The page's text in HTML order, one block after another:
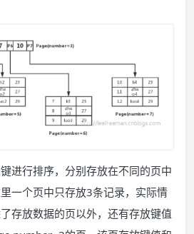
进行排序，分别存放在不同的页中
里一个页中只存放3条记录，实际情
存放数据的页以外，还有存放键值